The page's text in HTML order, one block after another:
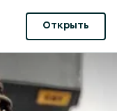
Открыть